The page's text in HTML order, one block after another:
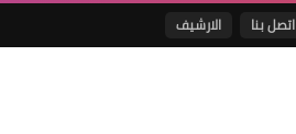
اتصل بنا الارشيف